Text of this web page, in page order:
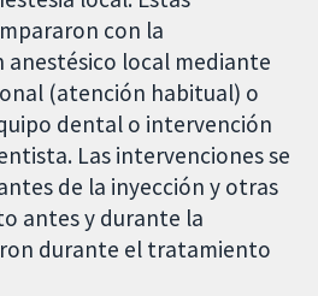
con la
anestésico local mediante
(atención habitual) o
dental o intervención
Las intervenciones se
de la inyección y otras
antes y durante la
durante el tratamiento